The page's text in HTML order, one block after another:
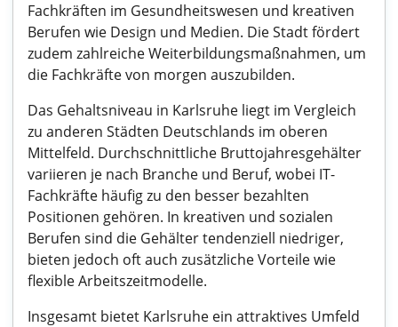
Fachkräften im Gesundheitswesen und kreativen
Berufen wie Design und Medien. Die Stadt fördert
zudem zahlreiche Weiterbildungsmaßnahmen, um
die Fachkräfte von morgen auszubilden.
Das Gehaltsniveau in Karlsruhe liegt im Vergleich
zu anderen Städten Deutschlands im oberen
Mittelfeld. Durchschnittliche Bruttojahresgehälter
variieren je nach Branche und Beruf, wobei IT-
Fachkräfte häufig zu den besser bezahlten
Positionen gehören. In kreativen und sozialen
Berufen sind die Gehälter tendenziell niedriger,
bieten jedoch oft auch zusätzliche Vorteile wie
flexible Arbeitszeitmodelle.
Insgesamt bietet Karlsruhe ein attraktives Umfeld